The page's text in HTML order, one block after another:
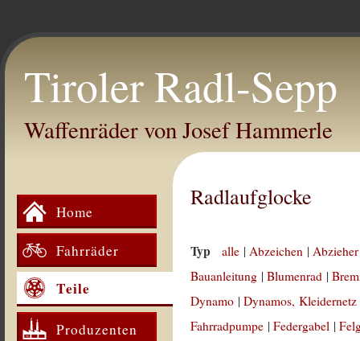
Tiroler Radl-Sepp
Waffenräder von Josef Hammerle
Home
Fahrräder
Teile
Produzenten
Radlaufglocke
Typ alle |Abzeichen |
Bauanleitung |Blumenrad |
Dynamo |Dynamos, Kleidernetz
Fahrradpumpe |Federgabel |